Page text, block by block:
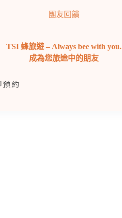
團友回饋
TSI 蜂旅遊 – Always bee with you.
成為您旅途中的朋友
預約